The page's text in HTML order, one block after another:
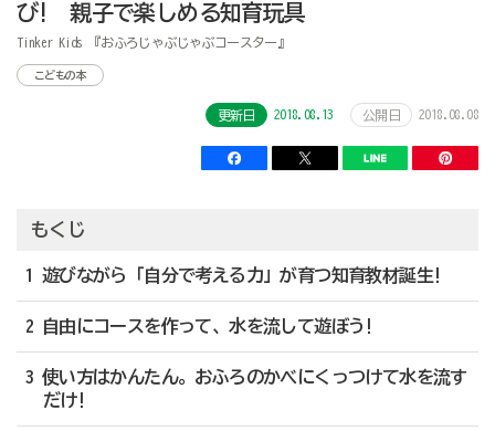
び! 親子で楽しめる知育玩具
Tinker Kids 『おふろじゃぶじゃぶコースター』
こどもの本
更新日 2018.08.13 公開日 2018.08.08
もくじ
1 遊びながら「自分で考える力」が育つ知育教材誕生!
2 自由にコースを作って、水を流して遊ぼう!
3 使い方はかんたん。おふろのかべにくっつけて水を流す
だけ!